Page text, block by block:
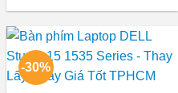
-30%